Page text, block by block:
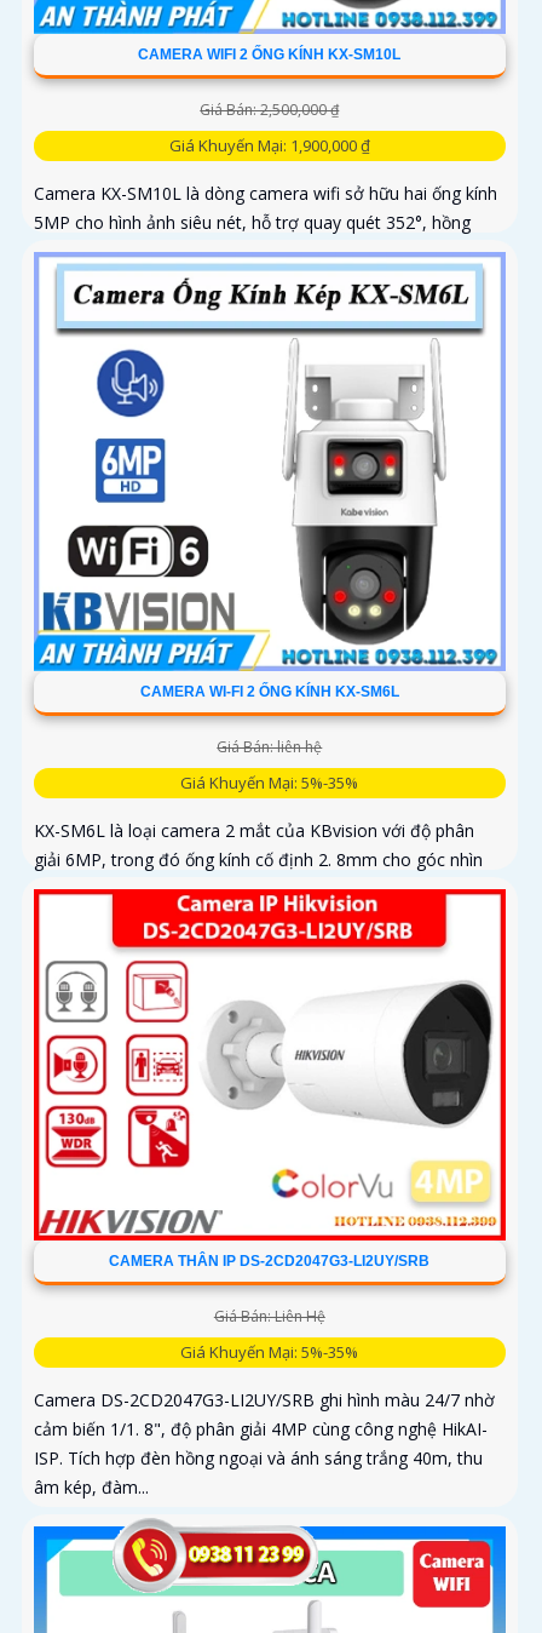
CAMERA WIFI 2 ỐNG KÍNH KX-SM10L
Giá Bán: 2,500,000 ₫
Giá Khuyến Mại: 1,900,000 ₫
Camera KX-SM10L là dòng camera wifi sở hữu hai ống kính
5MP cho hình ảnh siêu nét, hỗ trợ quay quét 352°, hồng
ngoại 50m và đèn LED ánh sáng ấm lên đến 40m
CAMERA WI-FI 2 ỐNG KÍNH KX-SM6L
Giá Bán: liên hệ
Giá Khuyến Mại: 5%-35%
KX-SM6L là loại camera 2 mắt của KBvision với độ phân
giải 6MP, trong đó ống kính cố định 2. 8mm cho góc nhìn
95° và ống kính quay quét 6mm điều khiển từ xa góc ngang
CAMERA THÂN IP DS-2CD2047G3-LI2UY/SRB
Giá Bán: Liên Hệ
Giá Khuyến Mại: 5%-35%
Camera DS-2CD2047G3-LI2UY/SRB ghi hình màu 24/7 nhờ
cảm biến 1/1. 8", độ phân giải 4MP cùng công nghệ HikAI-
ISP. Tích hợp đèn hồng ngoại và ánh sáng trắng 40m, thu
âm kép, đàm...